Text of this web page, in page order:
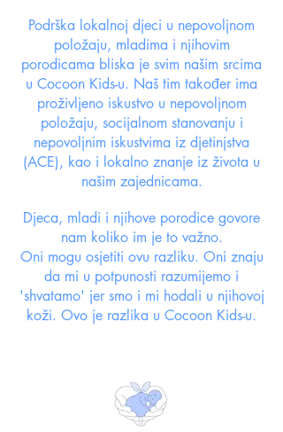
Podrška lokalnoj djeci u nepovoljnom
položaju, mladima i njihovim
porodicama bliska je svim našim srcima
u Cocoon Kids-u. Naš tim također ima
proživljeno iskustvo u nepovoljnom
položaju, socijalnom stanovanju i
nepovoljnim iskustvima iz djetinjstva
(ACE), kao i lokalno znanje iz života u
našim zajednicama.
Djeca, mladi i njihove porodice govore
nam koliko im je to važno.
Oni mogu osjetiti ovu razliku. Oni znaju
da mi u potpunosti razumijemo i
'shvatamo' jer smo i mi hodali u njihovoj
koži. Ovo je razlika u Cocoon Kids-u.